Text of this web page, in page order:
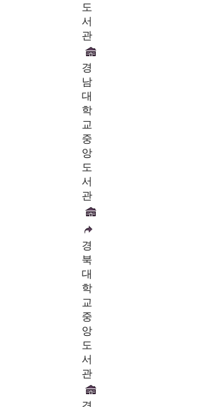
도
서
관
경
남
대
학
교
중
앙
도
서
관
경
북
대
학
교
중
앙
도
서
관